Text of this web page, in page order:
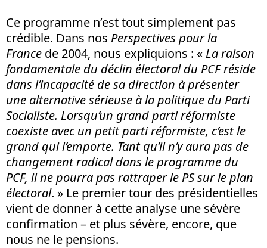
Ce programme n’est tout simplement pas
crédible. Dans nos Perspectives pour la
France de 2004, nous expliquions : « La raison
fondamentale du déclin électoral du PCF réside
dans l’incapacité de sa direction à présenter
une alternative sérieuse à la politique du Parti
Socialiste. Lorsqu’un grand parti réformiste
coexiste avec un petit parti réformiste, c’est le
grand qui l’emporte. Tant qu’il n’y aura pas de
changement radical dans le programme du
PCF, il ne pourra pas rattraper le PS sur le plan
électoral. » Le premier tour des présidentielles
vient de donner à cette analyse une sévère
confirmation – et plus sévère, encore, que
nous ne le pensions.